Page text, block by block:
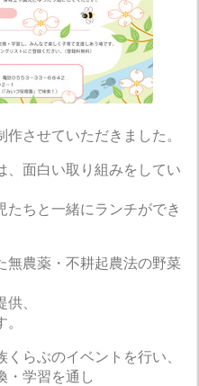
させていただきました。
、面白い取り組みをしてい
たちと一緒にランチができ
無農薬・不耕起農法の野菜
、
らぶのイベントを行い、
・学習を通し